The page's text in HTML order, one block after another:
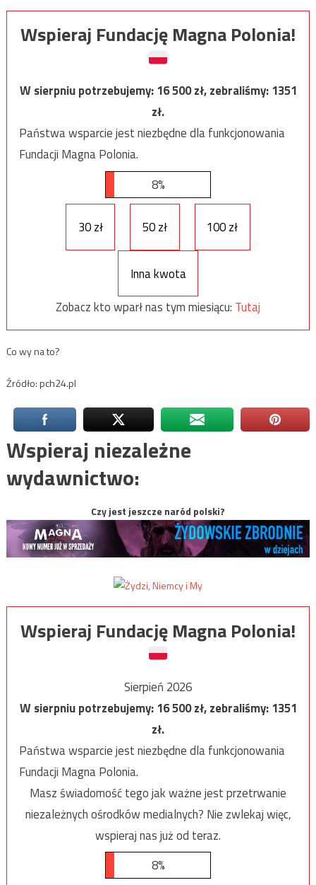
Wspieraj Fundację Magna Polonia!
W sierpniu potrzebujemy:16 500zł, zebraliśmy:1351
zł.
Państwa wsparcie jest niezbędne dla funkcjonowania
Fundacji Magna Polonia.
8%
30 zł 50 zł 100 zł
Inna kwota
Zobacz kto wparł nas tym miesiącu: Tutaj
Co wy na to?
Źródło: pch24.pl
Wspieraj niezależne
wydawnictwo:
Czy jest jeszcze naród polski?
Wspieraj Fundację Magna Polonia!
Sierpień 2026
W sierpniu potrzebujemy:16 500zł, zebraliśmy:1351
zł.
Państwa wsparcie jest niezbędne dla funkcjonowania
Fundacji Magna Polonia.
Masz świadomość tego jak ważne jest przetrwanie
niezależnych ośrodków medialnych? Nie zwlekaj więc,
wspieraj nas już od teraz.
8%